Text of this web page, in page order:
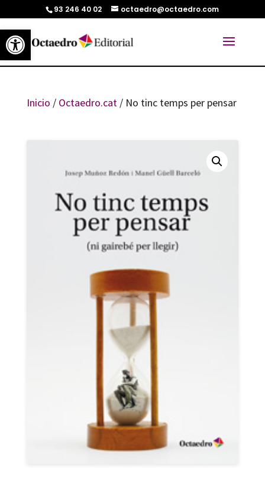
Abrir barra de herramientas
93 246 40 02 octaedro@octaedro.com
Inicio / Octaedro.cat/ No tinc temps per pensar